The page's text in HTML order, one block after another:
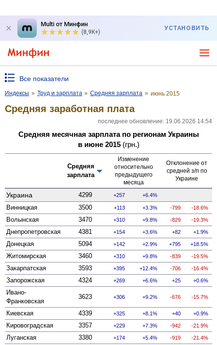
Multi от Минфин
(8,9K+)
УСТАНОВИТЬ
Все показатели
Индексы » Труд и зарплата » Средняя зарплата » июнь 2015
Средняя заработная плата
последнее обновление: 19.06.2026 14:54
Средняя месячная зарплата по регионам Украины
в июне 2015 (грн.)
Средняя
зарплата
Изменение
относительно
предыдущего
месяца
Отклонение от
средней з/п по
Украине
Украина 4299 257 6.4%
Винницкая 3500 113 3.3% -799 -18.6%
Волынская 3470 310 9.8% -829 -19.3%
Днепропетровская 4381 154 3.6% 82 1.9%
Донецкая 5094 142 2.9% 795 18.5%
Житомирская 3460 310 9.8% -839 -19.5%
Закарпатская 3593 395 12.4% -706 -16.4%
Запорожская 4324 269 6.6% 25 0.6%
Ивано-
Франковская
3623 306 9.2% -676 -15.7%
Киевская 4339 325 8.1% 40 0.9%
Кировоградская 3357 229 7.3% -942 -21.9%
Луганская 3380 174 5.4% -919 -21.4%